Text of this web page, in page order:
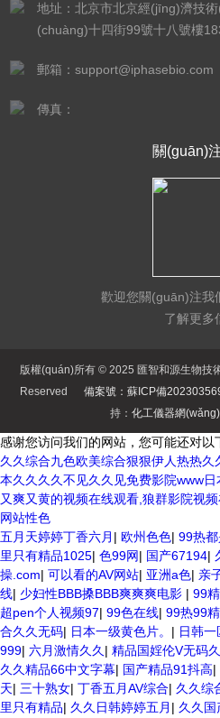
地址：北京市北京經(jīng)濟技
(chuàng)十四街99號十八號樓
郵箱：support@iphasebio.com
傳真：
關(guān)
歡迎您關(guān)注我
了解更多
版權(quán)所有 © 2025 匯智和源生物技
Reserved 備案號：蘇ICP備
持： 化工儀器網(wǎng)
感谢您访问我们的网站，您可能还对以
久久综合九色欧美综合狠狠伊人热热
本久久久久不见久久见免费影院www
又爽又黄的视频在线观看,狼群影院视
网站性色
五月天婷婷丁香六月 | 欧州色色| 99热
里只有精品1025| 色99网| 国产67194|
操.com| 可以看的AV网站| 亚洲a色| 亲
线| 少妇性BBB搡BBB爽爽爽电影 | 99
超pen个人视频97| 99色在线| 99热99
合久久无码| 日本一级黄色片。 | 日韩
999| 六月激情久久 | 精品国婬伦V无码
久久精品66中文字幕| 国产精品91抖高|
天| 三十熟女| 丁香五月AV综合| 久久综
里只有精品| 久久日韩婷婷五月 | 久久国